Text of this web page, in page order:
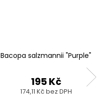
Bacopa salzmannii "Purple"
174,11 Kč bez DPH
195 Kč